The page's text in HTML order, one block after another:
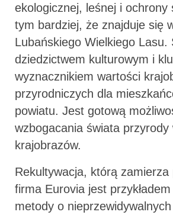
ekologicznej, leśnej i ochrony
tym bardziej, że znajduje się
Lubańskiego Wielkiego Lasu.
dziedzictwem kulturowym i
wyznacznikiem wartości
przyrodniczych dla
powiatu. Jest gotową
wzbogacania świata
krajobrazów.
Rekultywacja, którą zamierza
firma Eurovia jest
metody o